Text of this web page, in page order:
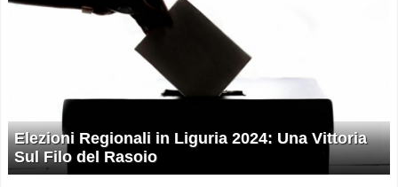
Elezioni Regionali in Liguria 2024: Una Vittoria
Sul Filo del Rasoio